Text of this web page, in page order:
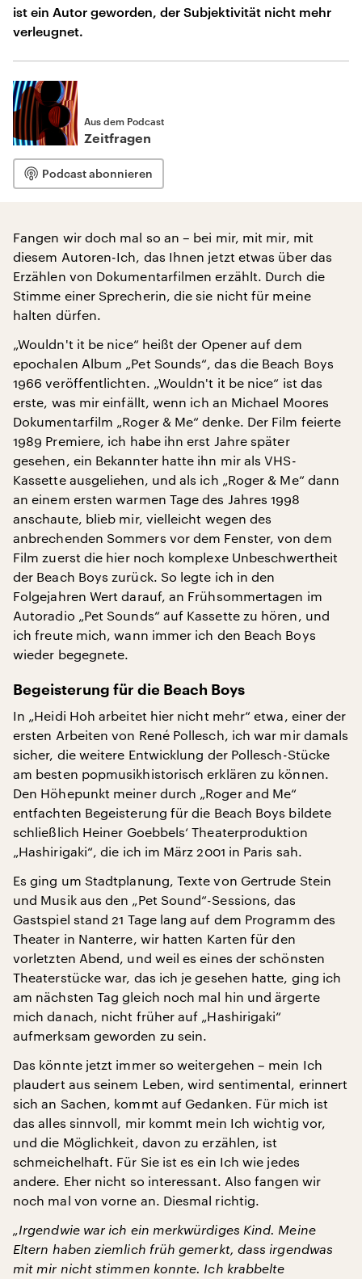
ist ein Autor geworden, der Subjektivität nicht mehr
verleugnet.
Aus dem Podcast
Zeitfragen
Podcast abonnieren
Fangen wir doch mal so an – bei mir, mit mir, mit
diesem Autoren-Ich, das Ihnen jetzt etwas über das
Erzählen von Dokumentarfilmen erzählt. Durch die
Stimme einer Sprecherin, die sie nicht für meine
halten dürfen.
„Wouldn't it be nice“ heißt der Opener auf dem
epochalen Album „Pet Sounds“, das die Beach Boys
1966 veröffentlichten. „Wouldn't it be nice“ ist das
erste, was mir einfällt, wenn ich an Michael Moores
Dokumentarfilm „Roger & Me“ denke. Der Film feierte
1989 Premiere, ich habe ihn erst Jahre später
gesehen, ein Bekannter hatte ihn mir als VHS-
Kassette ausgeliehen, und als ich „Roger & Me“ dann
an einem ersten warmen Tage des Jahres 1998
anschaute, blieb mir, vielleicht wegen des
anbrechenden Sommers vor dem Fenster, von dem
Film zuerst die hier noch komplexe Unbeschwertheit
der Beach Boys zurück. So legte ich in den
Folgejahren Wert darauf, an Frühsommertagen im
Autoradio „Pet Sounds“ auf Kassette zu hören, und
ich freute mich, wann immer ich den Beach Boys
wieder begegnete.
Begeisterung für die Beach Boys
In „Heidi Hoh arbeitet hier nicht mehr“ etwa, einer der
ersten Arbeiten von René Pollesch, ich war mir damals
sicher, die weitere Entwicklung der Pollesch-Stücke
am besten popmusikhistorisch erklären zu können.
Den Höhepunkt meiner durch „Roger and Me“
entfachten Begeisterung für die Beach Boys bildete
schließlich Heiner Goebbels‘ Theaterproduktion
„Hashirigaki“, die ich im März 2001 in Paris sah.
Es ging um Stadtplanung, Texte von Gertrude Stein
und Musik aus den „Pet Sound“-Sessions, das
Gastspiel stand 21 Tage lang auf dem Programm des
Theater in Nanterre, wir hatten Karten für den
vorletzten Abend, und weil es eines der schönsten
Theaterstücke war, das ich je gesehen hatte, ging ich
am nächsten Tag gleich noch mal hin und ärgerte
mich danach, nicht früher auf „Hashirigaki“
aufmerksam geworden zu sein.
Das könnte jetzt immer so weitergehen – mein Ich
plaudert aus seinem Leben, wird sentimental, erinnert
sich an Sachen, kommt auf Gedanken. Für mich ist
das alles sinnvoll, mir kommt mein Ich wichtig vor,
und die Möglichkeit, davon zu erzählen, ist
schmeichelhaft. Für Sie ist es ein Ich wie jedes
andere. Eher nicht so interessant. Also fangen wir
noch mal von vorne an. Diesmal richtig.
„Irgendwie war ich ein merkwürdiges Kind. Meine
Eltern haben ziemlich früh gemerkt, dass irgendwas
mit mir nicht stimmen konnte. Ich krabbelte